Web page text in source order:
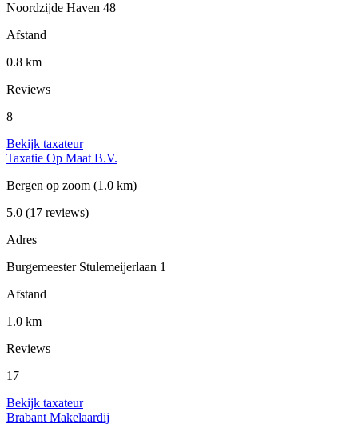
Noordzijde Haven 48
Afstand
0.8 km
Reviews
8
Bekijk taxateur
Taxatie Op Maat B.V.
Bergen op zoom (1.0 km)
5.0 (17 reviews)
Adres
Burgemeester Stulemeijerlaan 1
Afstand
1.0 km
Reviews
17
Bekijk taxateur
Brabant Makelaardij